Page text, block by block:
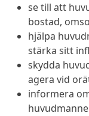
se till att
bostad,
hjälpa
stärka sitt
skydda
agera vid
informera